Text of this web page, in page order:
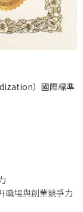
）國際標準
職場與創業競爭力